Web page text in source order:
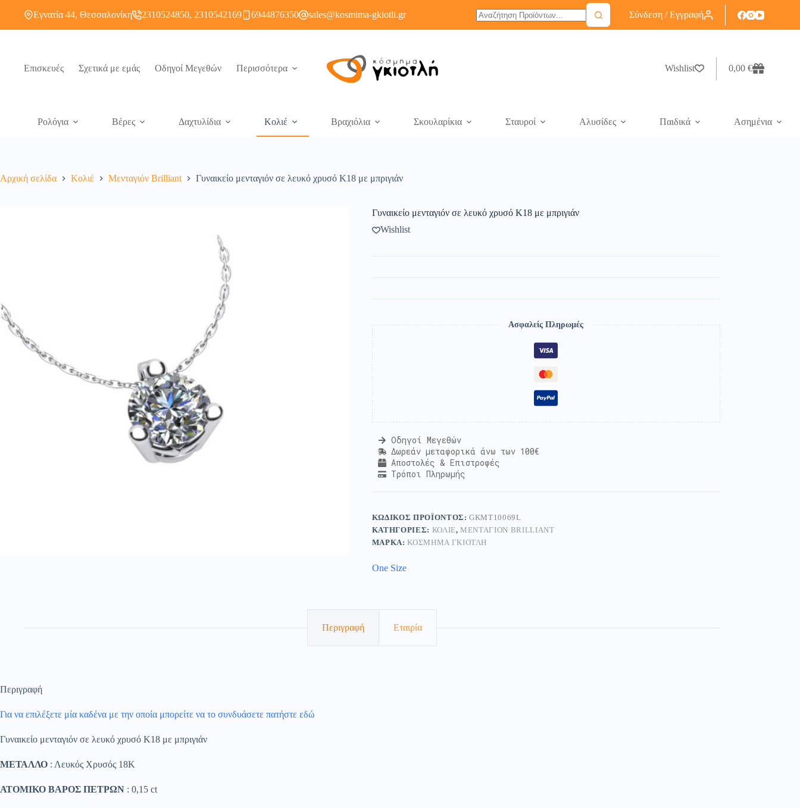
Εγνατία 44, Θεσσαλονίκη 2310524850, 2310542169 6944876350 sales@kosmima-gkiotli.gr Σύνδεση / Εγγραφή
Επισκευές Σχετικά με εμάς Οδηγοί Μεγεθών Περισσότερα Wishlist 0,00 €
Ρολόγια Βέρες Δαχτυλίδια Κολιέ Βραχιόλια Σκουλαρίκια Σταυροί Αλυσίδες Παιδικά Ασημένια
Αρχική σελίδα Κολιέ Μενταγιόν Brilliant Γυναικείο μενταγιόν σε λευκό χρυσό Κ18 με μπριγιάν
Γυναικείο μενταγιόν σε λευκό χρυσό Κ18 με μπριγιάν
Wishlist
Ασφαλείς Πληρωμές
Οδηγοί Μεγεθών
Δωρεάν μεταφορικά άνω των 100€
Αποστολές & Επιστροφές
Τρόποι Πληρωμής
ΚΩΔΙΚΌΣ ΠΡΟΪΌΝΤΟΣ:GKMT10069L
ΚΑΤΗΓΟΡΊΕΣ: ΚΟΛΙΈ,ΜΕΝΤΑΓΙΌΝ BRILLIANT
ΜΆΡΚΑ:ΚΟΣΜΗΜΑ ΓΚΙΟΤΛΗ
One Size
Περιγραφή Εταιρία
Περιγραφή
Για να επιλέξετε μία καδένα με την οποία μπορείτε να το συνδυάσετε πατήστε εδώ
Γυναικείο μενταγιόν σε λευκό χρυσό Κ18 με μπριγιάν
ΜΕΤΑΛΛΟ : Λευκός Χρυσός 18K
ΑΤΟΜΙΚΟ ΒΑΡΟΣ ΠΕΤΡΩΝ : 0,15 ct